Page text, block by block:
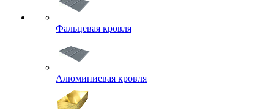
Фальцевая кровля
Алюминиевая кровля